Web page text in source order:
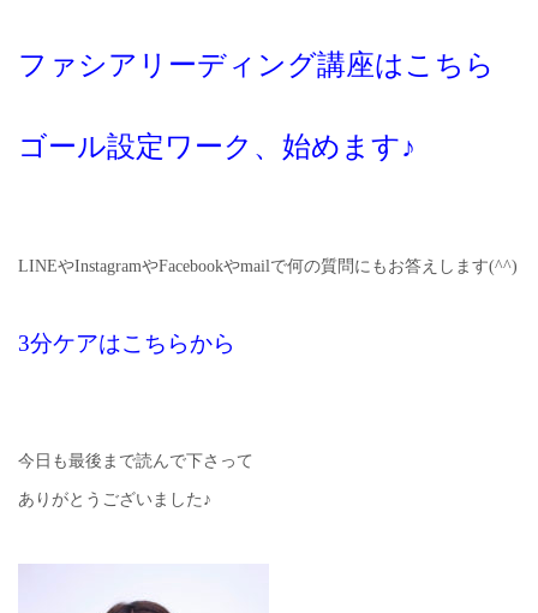
ファシアリーディング講座はこちら
ゴール設定ワーク、始めます♪
LINEやInstagramやFacebookやmailで何の質問にもお答えします(^^)
3分ケアはこちらから
今日も最後まで読んで下さって
ありがとうございました♪